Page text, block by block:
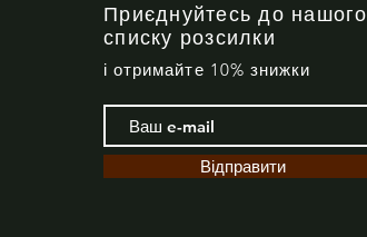
Приєднуйтесь до нашого
списку розсилки
і отримайте 10% знижки
Відправити